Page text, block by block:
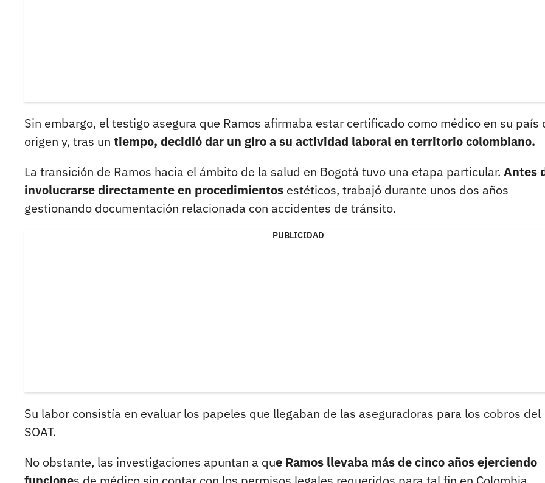
Sin embargo, el testigo asegura que Ramos afirmaba estar certificado como médico en su país
origen y, tras un tiempo, decidió dar un giro a su actividad laboral en territorio colombiano.
La transición de Ramos hacia el ámbito de la salud en Bogotá tuvo una etapa particular. Antes
involucrarse directamente en procedimientos estéticos, trabajó durante unos dos años
gestionando documentación relacionada con accidentes de tránsito.
PUBLICIDAD
Su labor consistía en evaluar los papeles que llegaban de las aseguradoras para los cobros del
SOAT.
No obstante, las investigaciones apuntan a que Ramos llevaba más de cinco años ejerciendo